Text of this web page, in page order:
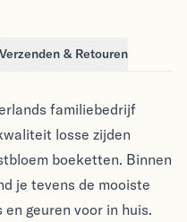
Verzenden & Retouren
familiebedrijf
losse zijden
boeketten. Binnen
je tevens de mooiste
geuren voor in huis.